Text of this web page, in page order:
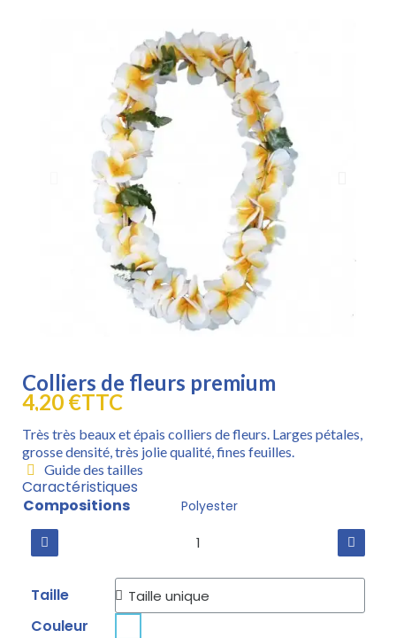
Colliers de fleurs premium
4,20 €TTC
Très très beaux et épais colliers de fleurs. Larges pétales,
grosse densité, très jolie qualité, fines feuilles.
Guide des tailles
Caractéristiques
Compositions
Polyester
Taille
Couleur